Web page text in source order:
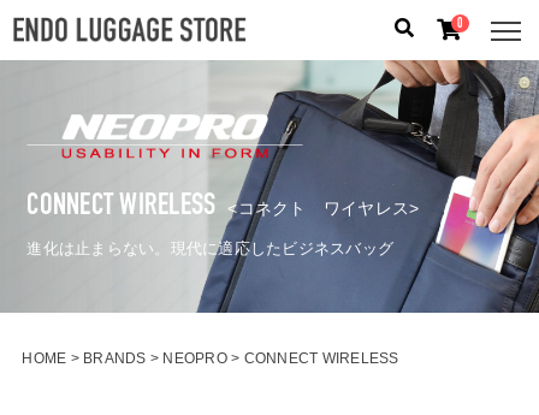
人気のキーワード： 誕生日プレゼント/フリクエン タ
ー/ 機内持込
カテゴリから探す
ブランドから探す
0
CONNECT WIRELESS <コネクト ワイヤレス>
進化は止まらない。現代に適応したビジネスバッグ
HOME BRANDS NEOPRO CONNECT WIRELESS